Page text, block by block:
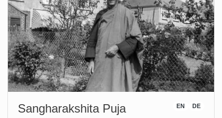
DE
EN
Sangharakshita Puja